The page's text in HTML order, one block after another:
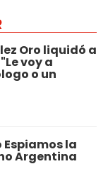
Oro liquidó a
voy a
o un
la
Argentina